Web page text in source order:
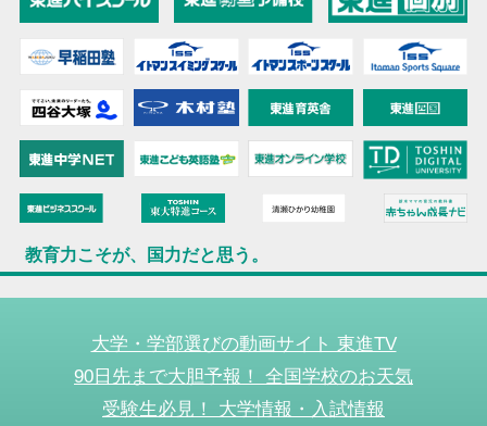
教育力こそが、国力だと思う。
大学・学部選びの動画サイト 東進TV
90日先まで大胆予報！ 全国学校のお天気
受験生必見！ 大学情報・入試情報